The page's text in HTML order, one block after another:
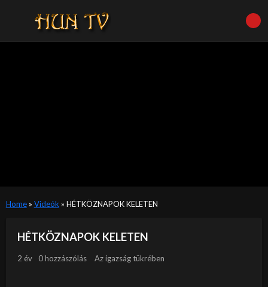
Home» Videók » HÉTKÖZNAPOK KELETEN
HÉTKÖZNAPOK KELETEN
2 év 0 hozzászólás Az igazság tükrében